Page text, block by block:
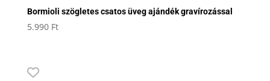
Bormioli szögletes csatos üveg ajándék gravírozással
5.990 Ft